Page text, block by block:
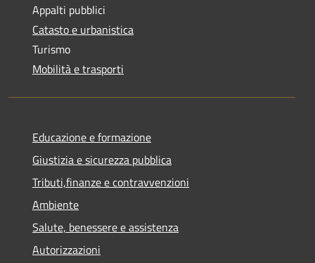
Appalti pubblici
Catasto e urbanistica
Turismo
Mobilità e trasporti
Educazione e formazione
Giustizia e sicurezza pubblica
Tributi,finanze e contravvenzioni
Ambiente
Salute, benessere e assistenza
Autorizzazioni